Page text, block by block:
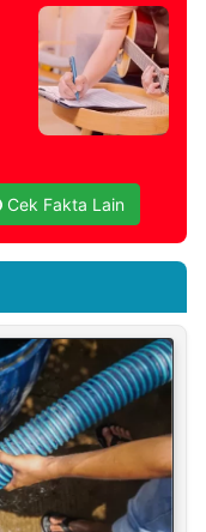
Cek Fakta Lain